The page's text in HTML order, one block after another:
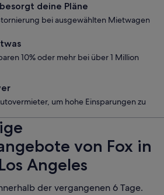
deine Pläne
bei ausgewählten Mietwagen
10% oder mehr bei über 1 Million
um hohe Einsparungen zu
von Fox in
Angeles
der vergangenen 6 Tage.